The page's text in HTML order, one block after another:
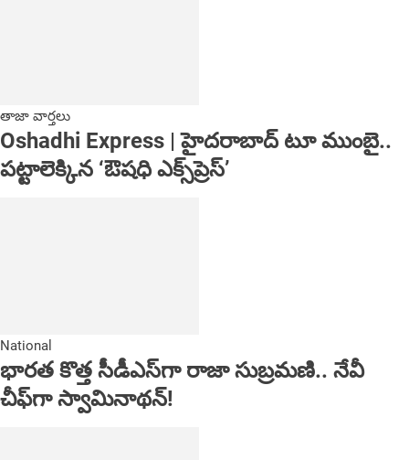
తాజా వార్తలు
Oshadhi Express | హైదరాబాద్ టూ ముంబై..
పట్టాలెక్కిన ‘ఔషధి ఎక్స్‌ప్రెస్’
National
భారత కొత్త సీడీఎస్‌గా రాజా సుబ్రమణి.. నేవీ
చీఫ్‌గా స్వామినాథన్!